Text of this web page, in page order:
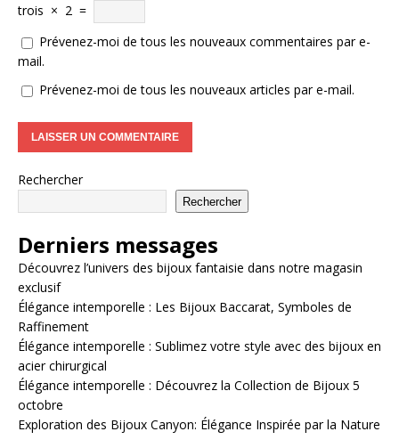
trois × 2 =
Prévenez-moi de tous les nouveaux commentaires par e-
mail.
Prévenez-moi de tous les nouveaux articles par e-mail.
Rechercher
Rechercher
Derniers messages
Découvrez l’univers des bijoux fantaisie dans notre magasin
exclusif
Élégance intemporelle : Les Bijoux Baccarat, Symboles de
Raffinement
Élégance intemporelle : Sublimez votre style avec des bijoux en
acier chirurgical
Élégance intemporelle : Découvrez la Collection de Bijoux 5
octobre
Exploration des Bijoux Canyon: Élégance Inspirée par la Nature